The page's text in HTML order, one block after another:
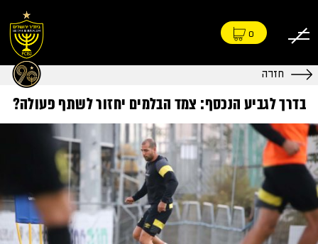
0
חזרה
בדרך לגביע הנכסף: צמד הבלמים יחזור לשתף פעולה?